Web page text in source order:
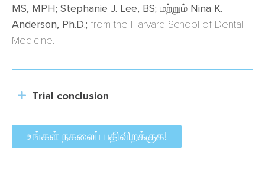
MS, MPH; Stephanie J. Lee, BS; மற்றும் Nina K.
Anderson, Ph.D.; from the Harvard School of Dental
Medicine.
Trial conclusion
உங்கள் நகலைப் பதிவிறக்குக!